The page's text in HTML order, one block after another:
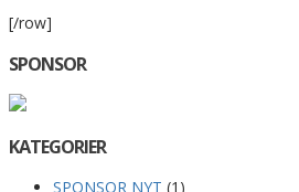
[/row]
SPONSOR
KATEGORIER
SPONSOR NYT (1)